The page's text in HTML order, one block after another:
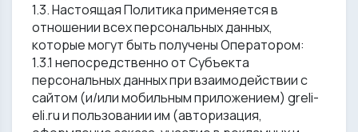
1.3. Настоящая Политика применяется в
отношении всех персональных данных,
которые могут быть получены Оператором:
1.3.1 непосредственно от Субъекта
персональных данных при взаимодействии с
сайтом (и/или мобильным приложением) greli-
eli.ru и пользовании им (авторизация,